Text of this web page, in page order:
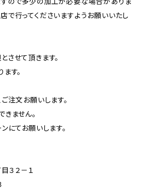
で行ってくださいますようお願いいたし
させて頂きます。
す。
注文お願いします。
ません。
にてお願いします。
３２－１